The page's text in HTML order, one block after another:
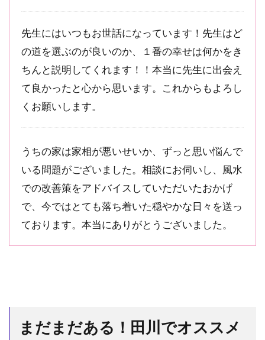
先生にはいつもお世話になっています！先生はど
の道を選ぶのが良いのか、１番の幸せは何かをき
ちんと説明してくれます！！本当に先生に出会え
て良かったと心から思います。これからもよろし
くお願いします。
うちの家は家相が悪いせいか、ずっと思い悩んで
いる問題がございました。相談にお伺いし、風水
での改善策をアドバイスしていただいたおかげ
で、今ではとても落ち着いた穏やかな日々を送っ
ております。本当にありがとうございました。
まだまだある！田川でオススメ